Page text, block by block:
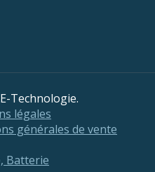
Technologie.
légales
générales de vente
Batterie